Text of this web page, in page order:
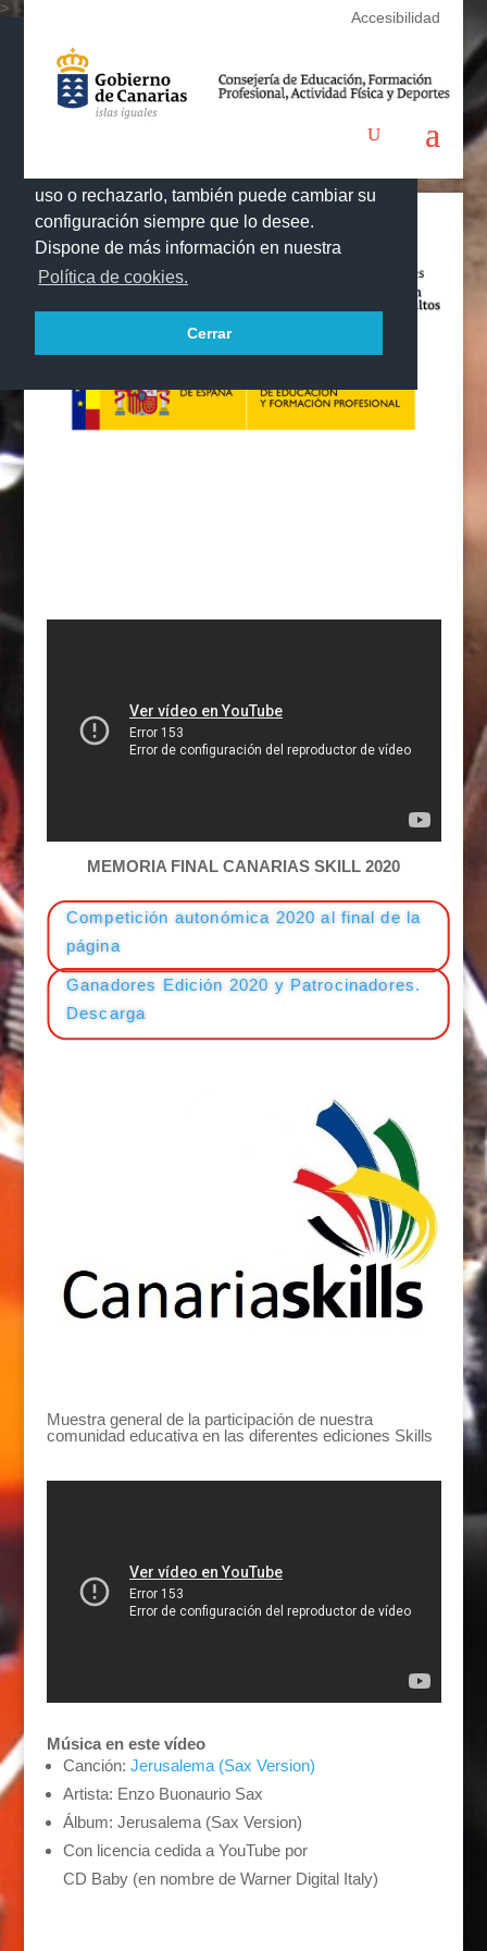
Este portal web utiliza cookies propias y de
terceros para recopilar información que
ayuda a optimizar su visita. Las cookies no
uso o rechazarlo, también puede cambiar su
configuración siempre que lo desee.
Dispone de más información en nuestra
Política de cookies.
Cerrar
> Accesibilidad
MEMORIA FINAL CANARIAS SKILL 2020
Competición autonómica 2020 al final de la
página
Ganadores Edición 2020 y Patrocinadores.
Descarga
Muestra general de la participación de nuestra
comunidad educativa en las diferentes ediciones Skills
Música en este vídeo
Canción: Jerusalema (Sax Version)
Artista: Enzo Buonaurio Sax
Álbum: Jerusalema (Sax Version)
Con licencia cedida a YouTube por
CD Baby (en nombre de Warner Digital Italy)